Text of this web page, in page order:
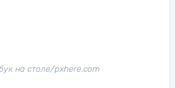
на столе/pxhere.com